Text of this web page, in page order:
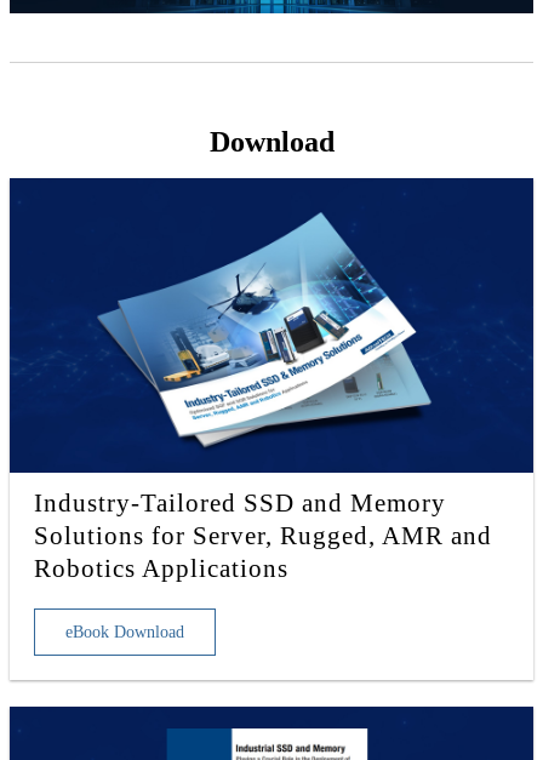
Download
Industry-Tailored SSD and Memory
Solutions for Server, Rugged, AMR and
Robotics Applications
eBook Download